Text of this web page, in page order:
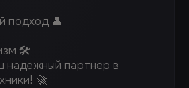
подход 👤
🛠️
надежный партнер в
🚀